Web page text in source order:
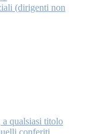
(dirigenti non
qualsiasi titolo